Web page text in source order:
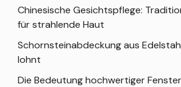
Chinesische Gesichtspflege:
für strahlende Haut
Schornsteinabdeckung aus
lohnt
Die Bedeutung hochwertiger